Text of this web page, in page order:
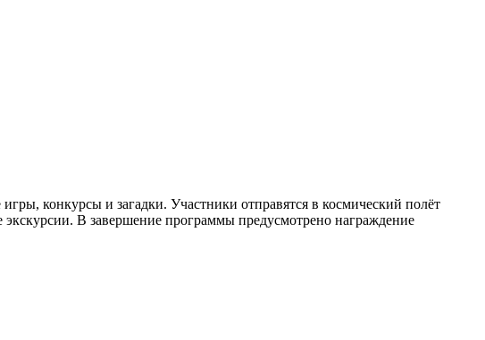
конкурсы и загадки. Участники отправятся в космический полёт
В завершение программы предусмотрено награждение